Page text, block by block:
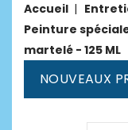
Accueil
Peinture
martelé - 125 ML
NOUVEAUX